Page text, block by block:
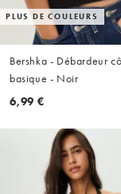
PLUS DE COULEURS
Bershka - Débardeur
basique - Noir
6,99 €